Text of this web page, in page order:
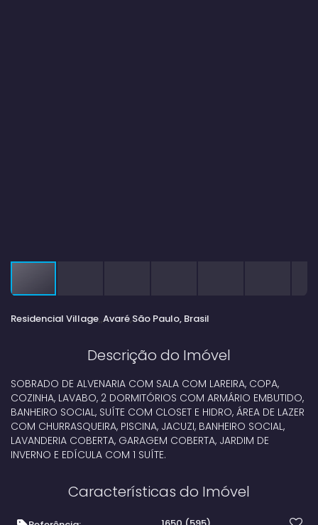
Residencial Village Avaré São Paulo, Brasil
Descrição do Imóvel
SOBRADO DE ALVENARIA COM SALA COM LAREIRA, COPA,
COZINHA, LAVABO, 2 DORMITÓRIOS COM ARMÁRIO EMBUTIDO,
BANHEIRO SOCIAL, SUÍTE COM CLOSET E HIDRO, ÁREA DE LAZER
COM CHURRASQUEIRA, PISCINA, JACUZI, BANHEIRO SOCIAL,
LAVANDERIA COBERTA, GARAGEM COBERTA, JARDIM DE
INVERNO E EDÍCULA COM 1 SUÍTE.
Características do Imóvel